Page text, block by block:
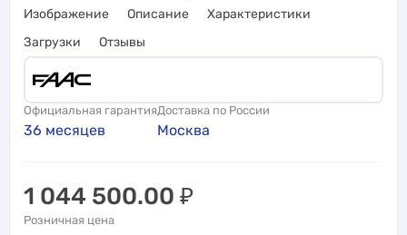
Изображение Описание
Характеристики
Загрузки
Отзывы
Официальная гарантия
36 месяцев
Доставка по России
Москва
1 044 500.00 ₽
Розничная цена